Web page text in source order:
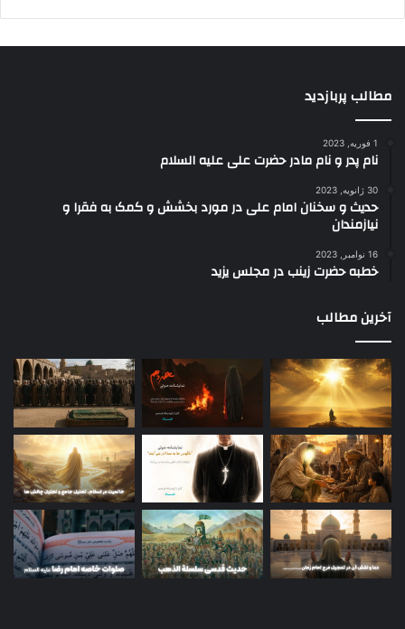
مطالب پربازدید
1 فوریه, 2023
نام پدر و نام مادر حضرت علی علیه السلام
30 ژانویه, 2023
حدیث و سخنان امام علی در مورد بخشش و کمک به فقرا و
نیازمندان
16 نوامبر, 2023
خطبه حضرت زینب در مجلس یزید
آخرین مطالب